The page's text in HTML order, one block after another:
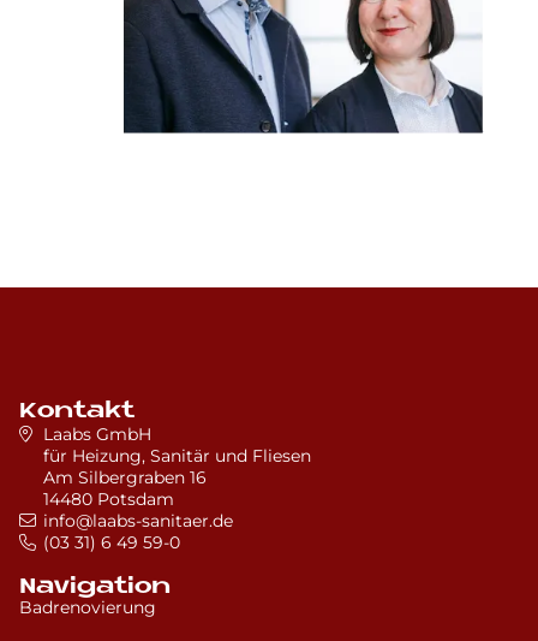
Kontakt
Laabs GmbH
für Heizung, Sanitär und Fliesen
Am Silbergraben 16
14480 Potsdam
info@laabs-sanitaer.de
(03 31) 6 49 59-0
Navigation
Badrenovierung